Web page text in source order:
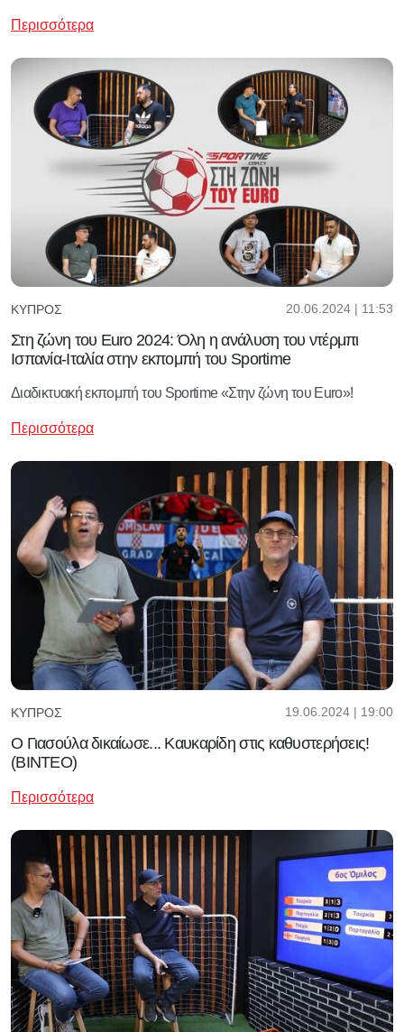
Περισσότερα
ΚΎΠΡΟΣ 20.06.2024 | 11:53
Στη ζώνη του Euro 2024: Όλη η ανάλυση του ντέρμπι
Ισπανία-Ιταλία στην εκπομπή του Sportime
Διαδικτυακή εκπομπή του Sportime «Στην ζώνη του Euro»!
Περισσότερα
ΚΎΠΡΟΣ 19.06.2024 | 19:00
Ο Γιασούλα δικαίωσε... Καυκαρίδη στις καθυστερήσεις!
(ΒΙΝΤΕΟ)
Περισσότερα